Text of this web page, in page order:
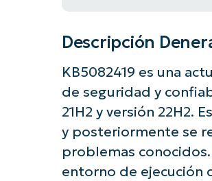
Descripción
KB5082419 es una
de seguridad y
21H2 y versión 22H2.
y posteriormente se
problemas
entorno de ejecución